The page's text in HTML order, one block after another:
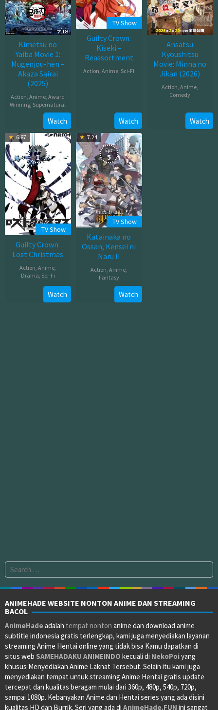
Kimetsu no
Yaiba Movie 1:
Mugenjou-hen –
Akaza Sairai
(2025)
Action ,Anime ,Award
Winning Supernatural
18,
2025
Watch
TV Show
Guilty Crown:
Kiseki –
Reassortment
Action,Anime, Sci-Fi
Watch
Ansatsu
Kyoushitsu
Movie: Minna no
Jikan (2026)
Action ,Anime
Comedy
Mar
2026
Watch
6.87
Eps:
1
TV Show
Guilty Crown:
Lost Christmas
Action,Anime,
Drama, Sci-Fi
26,
Watch
7.24
Eps:
5
TV Show
Katainaka no
Ossan, Kensei ni
Naru II
Action ,Anime
Fantasy
08,
Watch
Search
for:
ANIMEHADE WEBSITE NONTON ANIME DAN STREAMING
BACOL
AnimeHadeadalah tempat nonton anime dan download anime
subtitle indonesia gratis terlengkap, kami juga menyediakan layanan
streaming Anime Hentai online yang tidak bisa Kamu dapatkan di
situs web SAMEHADAKU ANIMEINDO kecuali di NekoPoiyang
khusus Menyediakan Anime Laknat Tersebut. Selain itu kami juga
menyediakan tempat untuk streaming Anime Hentai gratis update
tercepat dan kualitas beragam mulai dari 360p, 480p, 540p, 720p,
sampai 1080p. Kebanyakan Anime dan Hentai series yang ada disini
kualitas HD dan Burrik. Seri yang ada di AnimeHade.FUN ini sangat